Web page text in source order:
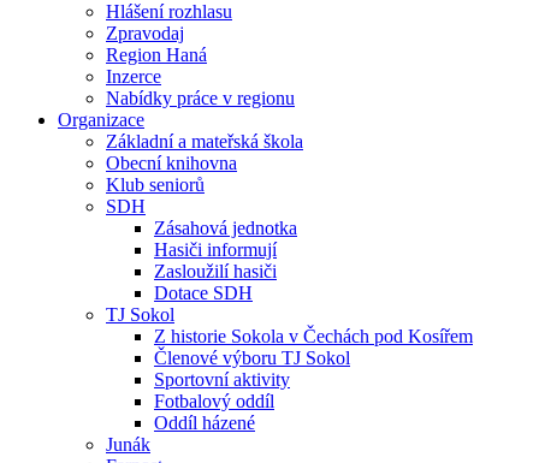
Hlášení rozhlasu
Zpravodaj
Region Haná
Inzerce
Nabídky práce v regionu
Organizace
Základní a mateřská škola
Obecní knihovna
Klub seniorů
SDH
Zásahová jednotka
Hasiči informují
Zasloužilí hasiči
Dotace SDH
TJ Sokol
Z historie Sokola v Čechách pod Kosířem
Členové výboru TJ Sokol
Sportovní aktivity
Fotbalový oddíl
Oddíl házené
Junák